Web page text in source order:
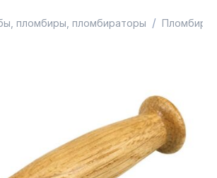
пломбиры, пломбираторы / Пломбир